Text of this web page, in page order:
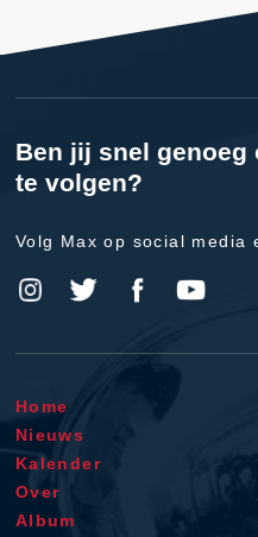
Ben jij snel genoeg
te volgen?
Volg Max op social media
Home
Nieuws
Kalender
Over
Album